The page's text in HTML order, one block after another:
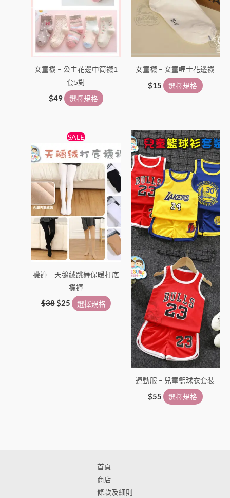
女童襪 – 公主花邊中筒襪1
套5對
$49 選擇規格
選
擇
選
項
女童襪 – 女童喱士花邊襪
$15 選擇規格
選
擇
項
SALE
襪褲 – 天鵝絨跳舞保暖打底
襪褲
$38
價
格：
$38。
$25
目
前
價
格：
$25。
選擇規格
產
品
有
多
種
款
式。
可
在
品
面
運動服 – 兒童籃球衣套裝
$55 選擇規格
此
產
品
有
多
種
款
式。
可
在
產
品
頁
面
選
擇
選
項
首頁
商店
條款及細則